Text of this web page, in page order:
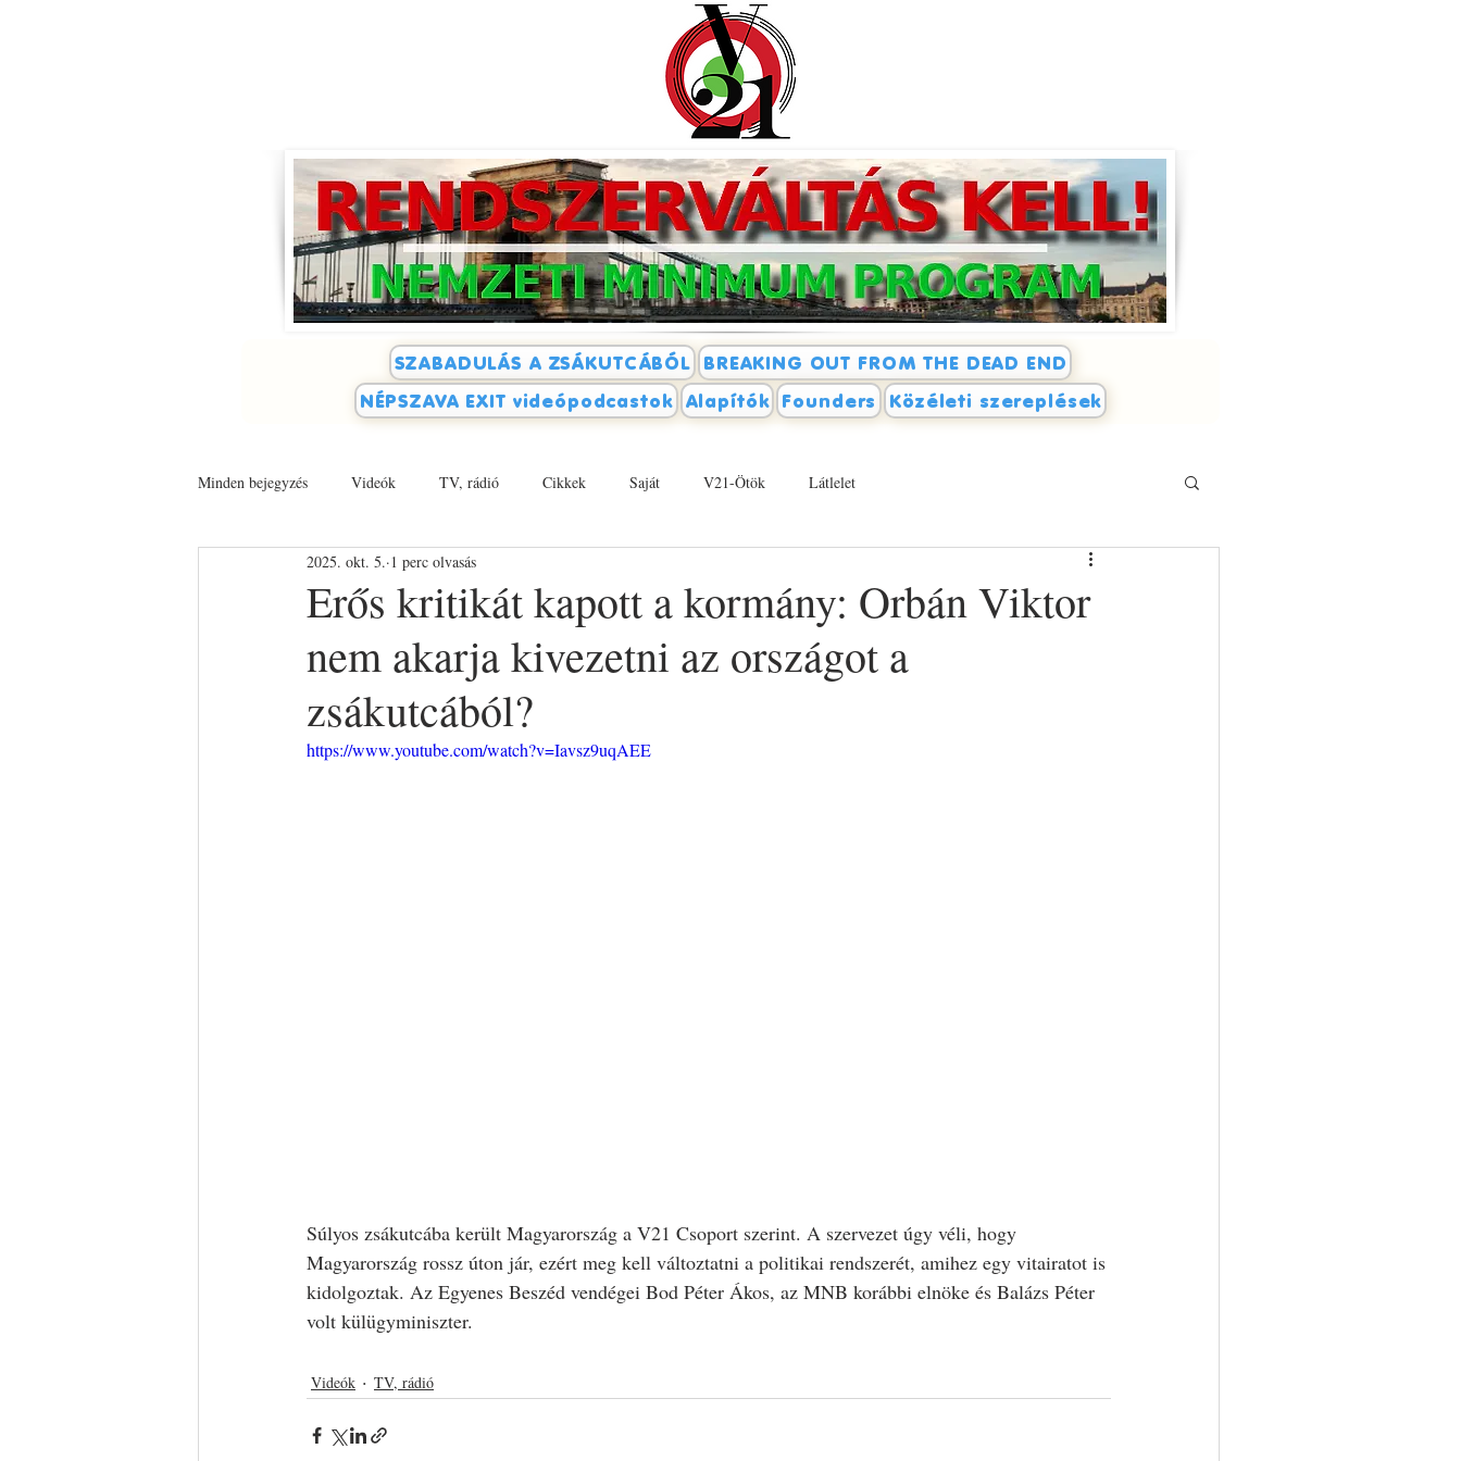
SZABADULÁS A ZSÁKUTCÁBÓL BREAKING OUT FROM THE DEAD END
NÉPSZAVA EXIT videópodcastok Alapítók Founders Közéleti szereplések
Minden bejegyzés Videók TV, rádió Cikkek Saját V21-Ötök Látlelet
Erős kritikát kapott a kormány: Orbán Viktor
nem akarja kivezetni az országot a
zsákutcából?
2025. okt. 5. 1 perc olvasás
https://www.youtube.com/watch?v=Iavsz9uqAEE
Súlyos zsákutcába került Magyarország a V21 Csoport szerint. A szervezet úgy véli, hogy
Magyarország rossz úton jár, ezért meg kell változtatni a politikai rendszerét, amihez egy vitairatot is
kidolgoztak. Az Egyenes Beszéd vendégei Bod Péter Ákos, az MNB korábbi elnöke és Balázs Péter
volt külügyminiszter.
Videók TV, rádió